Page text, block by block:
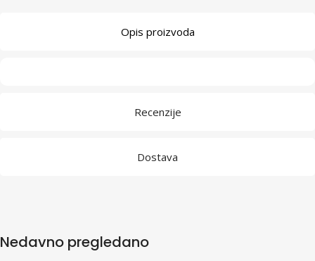
Opis proizvoda
Recenzije
Dostava
Nedavno pregledano